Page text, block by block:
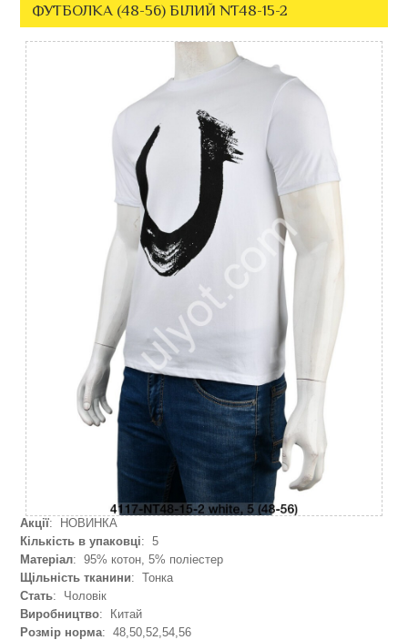
ФУТБОЛКА (48-56) БІЛИЙ NT48-15-2
Акції: НОВИНКА
Кількість в упаковці: 5
Матеріал: 95% котон, 5% поліестер
Щільність тканини: Тонка
Стать: Чоловік
Виробництво: Китай
Розмір норма: 48,50,52,54,56